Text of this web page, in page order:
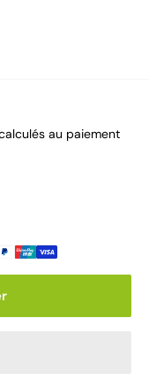
au paiement